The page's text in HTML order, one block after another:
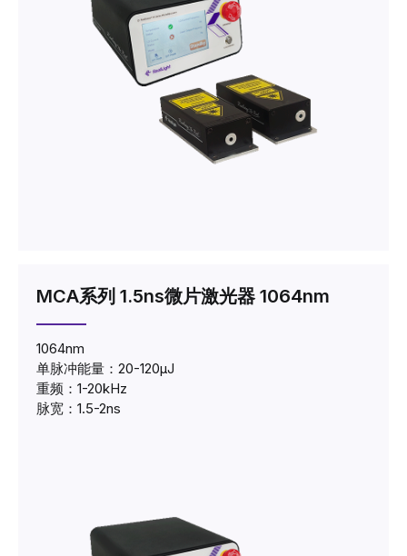
MCA系列 1.5ns微片激光器 1064nm
1064nm
单脉冲能量：20-120μJ
重频：1-20kHz
脉宽：1.5-2ns